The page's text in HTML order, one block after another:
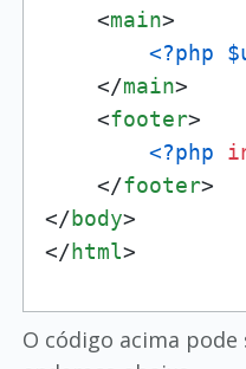
<main>
<?php
</main>
<footer>
<?php
</footer>
</body>
</html>
O código acima